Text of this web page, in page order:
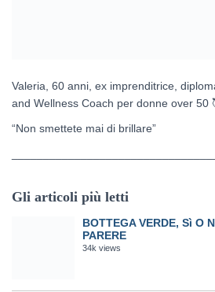
Valeria, 60 anni, ex imprenditrice,
and Wellness Coach per donne over 50
“Non smettete mai di brillare”
Gli articoli più letti
BOTTEGA VERDE, Sì O
PARERE
34k views